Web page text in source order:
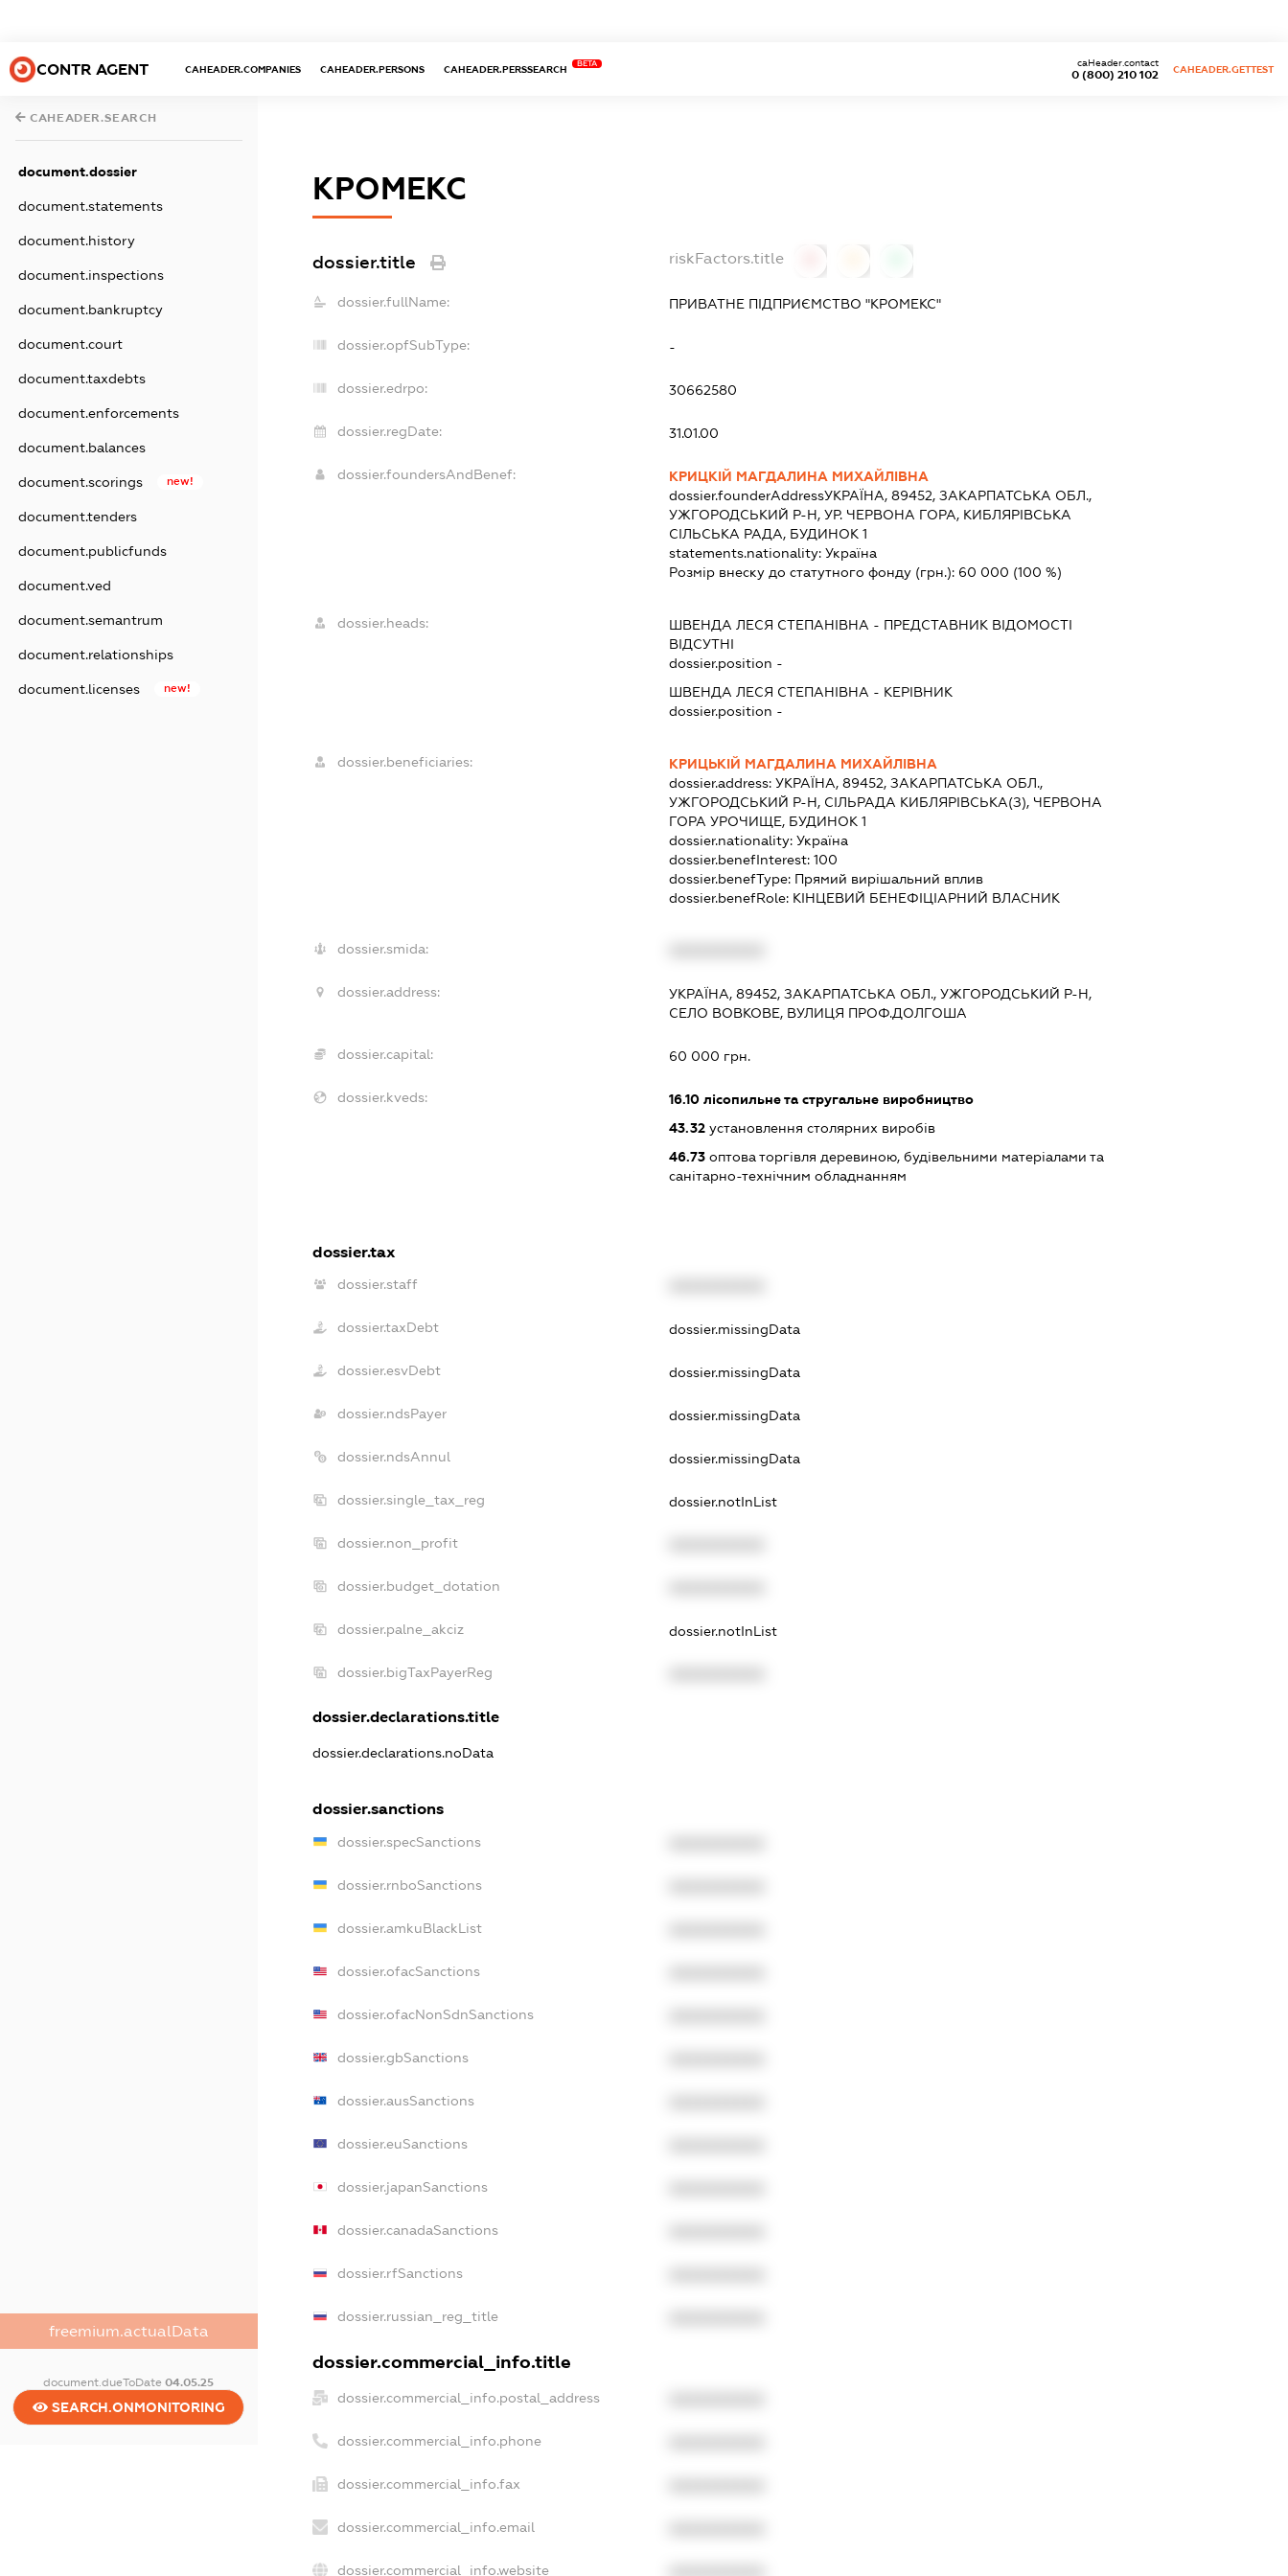
CONTR AGENT CAHEADER.COMPANIES CAHEADER.PERSONS CAHEADER.PERSSEARCH
BETA
0 (800) 210 102
caHeader.contact
CAHEADER.GETTEST
CAHEADER.SEARCH
document.dossier
document.statements
document.history
document.inspections
document.bankruptcy
document.court
document.taxdebts
document.enforcements
document.balances
document.scorings new!
document.tenders
document.publicfunds
document.ved
document.semantrum
document.relationships
document.licenses new!
freemium.actualData
document.dueToDate04.05.25
SEARCH.ONMONITORING
КРОМЕКС
dossier.title riskFactors.title
dossier.fullName: ПРИВАТНЕ ПІДПРИЄМСТВО "КРОМЕКС"
dossier.opfSubType: -
dossier.edrpo: 30662580
dossier.regDate: 31.01.00
dossier.foundersAndBenef:
КРИЦКІЙ МАГДАЛИНА МИХАЙЛІВНА
dossier.founderAddressУКРАЇНА, 89452, ЗАКАРПАТСЬКА ОБЛ.,
УЖГОРОДСЬКИЙ Р-Н, УР. ЧЕРВОНА ГОРА, КИБЛЯРІВСЬКА
СІЛЬСЬКА РАДА, БУДИНОК 1
statements.nationality: Україна
Розмір внеску до статутного фонду (грн.): 60 000 (100 %)
dossier.heads: ШВЕНДА ЛЕСЯ СТЕПАНІВНА - ПРЕДСТАВНИК ВІДОМОСТІ
ВІДСУТНІ
dossier.position -
ШВЕНДА ЛЕСЯ СТЕПАНІВНА - КЕРІВНИК
dossier.position -
dossier.beneficiaries:
КРИЦЬКІЙ МАГДАЛИНА МИХАЙЛІВНА
dossier.address: УКРАЇНА, 89452, ЗАКАРПАТСЬКА ОБЛ.,
УЖГОРОДСЬКИЙ Р-Н, СІЛЬРАДА КИБЛЯРІВСЬКА(З), ЧЕРВОНА
ГОРА УРОЧИЩЕ, БУДИНОК 1
dossier.nationality: Україна
dossier.benefInterest: 100
dossier.benefType: Прямий вирішальний вплив
dossier.benefRole: КІНЦЕВИЙ БЕНЕФІЦІАРНИЙ ВЛАСНИК
dossier.smida:
dossier.address:
УКРАЇНА, 89452, ЗАКАРПАТСЬКА ОБЛ., УЖГОРОДСЬКИЙ Р-Н,
СЕЛО ВОВКОВЕ, ВУЛИЦЯ ПРОФ.ДОЛГОША
dossier.capital: 60 000 грн.
dossier.kveds: 16.10лісопильне та стругальне виробництво
43.32установлення столярних виробів
46.73оптова торгівля деревиною, будівельними матеріалами та
санітарно-технічним обладнанням
dossier.tax
dossier.staff
dossier.taxDebt dossier.missingData
dossier.esvDebt dossier.missingData
dossier.ndsPayer dossier.missingData
dossier.ndsAnnul dossier.missingData
dossier.single_tax_reg dossier.notInList
dossier.non_profit
dossier.budget_dotation
dossier.palne_akciz dossier.notInList
dossier.bigTaxPayerReg
dossier.declarations.title
dossier.declarations.noData
dossier.sanctions
dossier.specSanctions
dossier.rnboSanctions
dossier.amkuBlackList
dossier.ofacSanctions
dossier.ofacNonSdnSanctions
dossier.gbSanctions
dossier.ausSanctions
dossier.euSanctions
dossier.japanSanctions
dossier.canadaSanctions
dossier.rfSanctions
dossier.russian_reg_title
dossier.commercial_info.title
dossier.commercial_info.postal_address
dossier.commercial_info.phone
dossier.commercial_info.fax
dossier.commercial_info.email
dossier.commercial_info.website